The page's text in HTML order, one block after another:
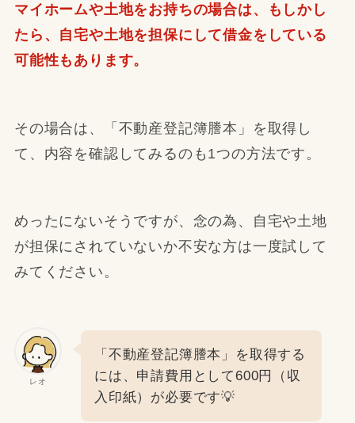
マイホームや土地をお持ちの場合は、もしかし
たら、自宅や土地を担保にして借金をしている
可能性もあります。
その場合は、「不動産登記簿謄本」を取得し
て、内容を確認してみるのも1つの方法です。
めったにないそうですが、念の為、自宅や土地
が担保にされていないか不安な方は一度試して
みてください。
レオ
「不動産登記簿謄本」を取得する
には、申請費用として600円（収
入印紙）が必要です💡